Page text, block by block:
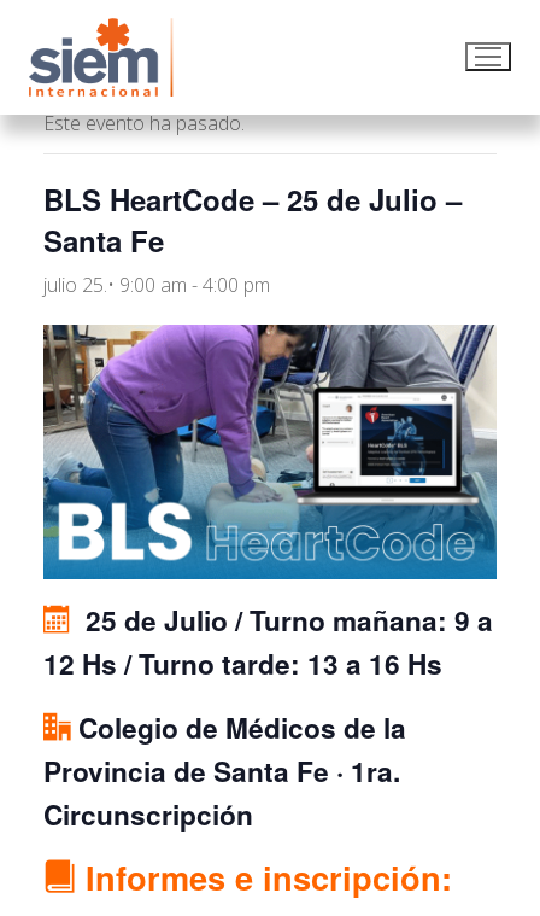
« Todos los Eventos
Este evento ha pasado.
BLS HeartCode – 25 de Julio –
Santa Fe
julio 25.• 9:00 am -4:00 pm
25 de Julio / Turno mañana: 9 a
12 Hs / Turno tarde: 13 a 16 Hs
Colegio de Médicos de la
Provincia de Santa Fe · 1ra.
Circunscripción
Informes e inscripción: